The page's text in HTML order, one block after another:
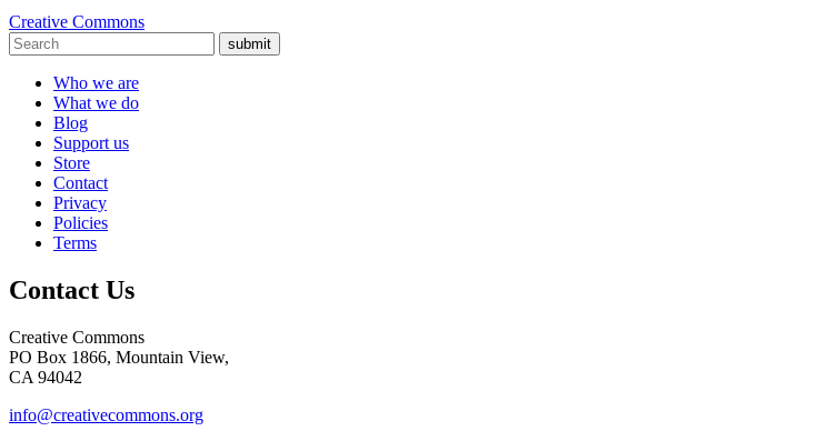
Creative Commons
submit
Who we are
What we do
Blog
Support us
Store
Contact
Privacy
Policies
Terms
Contact Us
Creative Commons
PO Box 1866, Mountain View,
CA 94042
info@creativecommons.org